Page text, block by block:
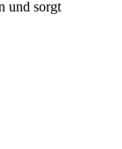
und sorgt